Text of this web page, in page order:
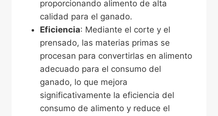
proporcionando alimento de alta
calidad para el ganado.
Eficiencia: Mediante el corte y el
prensado, las materias primas se
procesan para convertirlas en alimento
adecuado para el consumo del
ganado, lo que mejora
significativamente la eficiencia del
consumo de alimento y reduce el